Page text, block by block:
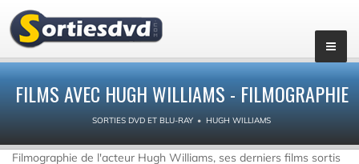
FILMS AVEC HUGH WILLIAMS - FILMOGRAPHIE
SORTIES DVD ET BLU-RAY HUGH WILLIAMS
Filmographie de l'acteur Hugh Williams, ses derniers films sortis